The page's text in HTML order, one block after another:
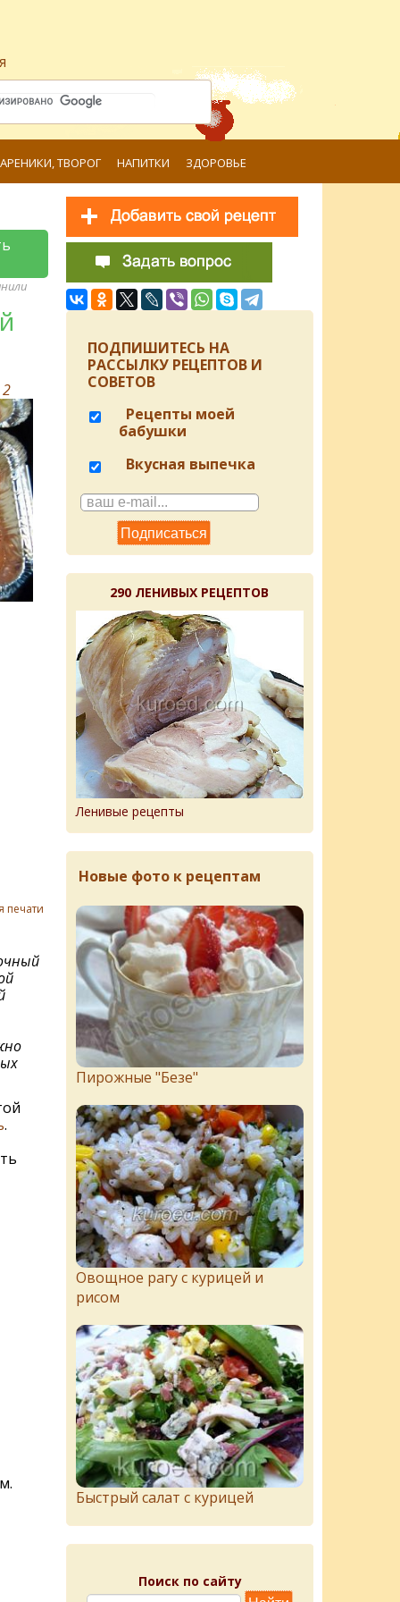
ТВОРОГ НАПИТКИ ЗДОРОВЬЕ
2
печати
.
ПОДПИШИТЕСЬ НА
РАССЫЛКУ РЕЦЕПТОВ И
СОВЕТОВ
Рецепты моей
бабушки
Вкусная выпечка
290 ЛЕНИВЫХ РЕЦЕПТОВ
Ленивые рецепты
Новые фото к рецептам
Пирожныe "Бeзe"
Овощное рагу с курицей и
рисом
Быстрый салат с курицей
Поиск по сайту